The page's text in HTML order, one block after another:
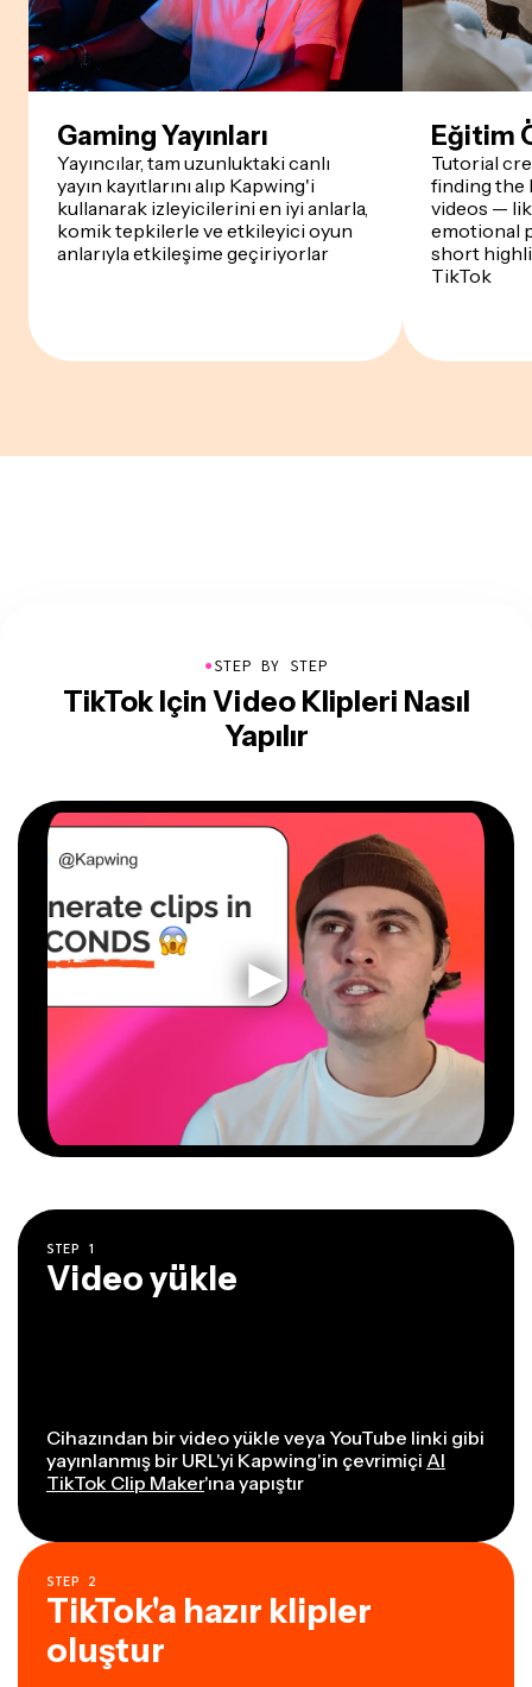
Gaming Yayınları
Yayıncılar, tam uzunluktaki canlı
yayın kayıtlarını alıp Kapwing'i
kullanarak izleyicilerini en iyi anlarla,
komik tepkilerle ve etkileyici oyun
anlarıyla etkileşime geçiriyorlar
Eğitim
Tutorial
finding the
videos —
emotional
short
TikTok
●STEP BY STEP
TikTok Için Video Klipleri Nasıl
Yapılır
STEP 1
Video yükle
Cihazından bir video yükle veya YouTube linki gibi
yayınlanmış bir URL'yi Kapwing'in çevrimiçi AI
TikTok Clip Maker'ına yapıştır
STEP 2
TikTok'a hazır klipler
oluştur